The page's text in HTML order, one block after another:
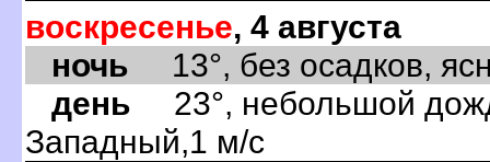
воскресенье, 4 августа
ночь 13°, без осадков,
день 23°, небольшой
Западный,1 м/с